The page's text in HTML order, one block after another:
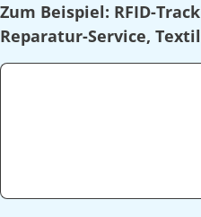
Zum Beispiel: RFID-
Reparatur-Service,